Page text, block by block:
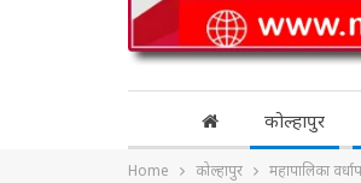
कोल्हापुर
Home कोल्हापुर महापालिका